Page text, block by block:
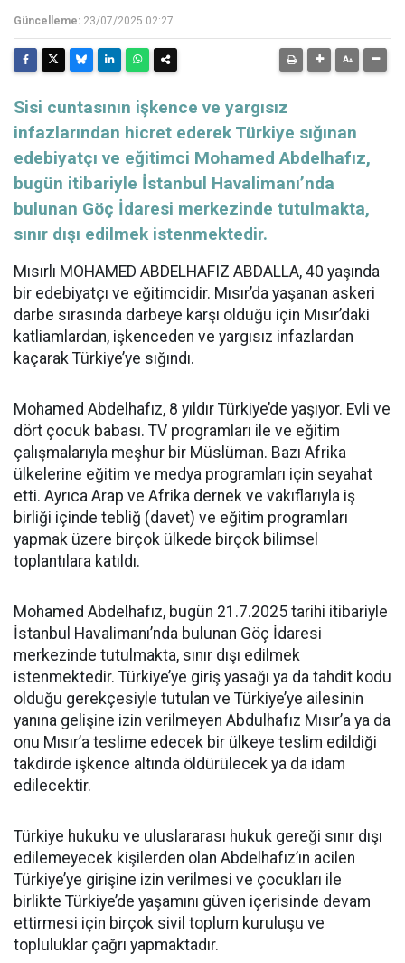
Güncelleme: 23/07/2025 02:27
Sisi cuntasının işkence ve yargısız
infazlarından hicret ederek Türkiye sığınan
edebiyatçı ve eğitimci Mohamed Abdelhafız,
bugün itibariyle İstanbul Havalimanı’nda
bulunan Göç İdaresi merkezinde tutulmakta,
sınır dışı edilmek istenmektedir.
Mısırlı MOHAMED ABDELHAFIZ ABDALLA, 40 yaşında
bir edebiyatçı ve eğitimcidir. Mısır’da yaşanan askeri
darbe sırasında darbeye karşı olduğu için Mısır’daki
katliamlardan, işkenceden ve yargısız infazlardan
kaçarak Türkiye’ye sığındı.
Mohamed Abdelhafız, 8 yıldır Türkiye’de yaşıyor. Evli ve
dört çocuk babası. TV programları ile ve eğitim
çalışmalarıyla meşhur bir Müslüman. Bazı Afrika
ülkelerine eğitim ve medya programları için seyahat
etti. Ayrıca Arap ve Afrika dernek ve vakıflarıyla iş
birliği içinde tebliğ (davet) ve eğitim programları
yapmak üzere birçok ülkede birçok bilimsel
toplantılara katıldı.
Mohamed Abdelhafız, bugün 21.7.2025 tarihi itibariyle
İstanbul Havalimanı’nda bulunan Göç İdaresi
merkezinde tutulmakta, sınır dışı edilmek
istenmektedir. Türkiye’ye giriş yasağı ya da tahdit kodu
olduğu gerekçesiyle tutulan ve Türkiye’ye ailesinin
yanına gelişine izin verilmeyen Abdulhafız Mısır’a ya da
onu Mısır’a teslime edecek bir ülkeye teslim edildiği
takdirde işkence altında öldürülecek ya da idam
edilecektir.
Türkiye hukuku ve uluslararası hukuk gereği sınır dışı
edilemeyecek kişilerden olan Abdelhafız’ın acilen
Türkiye’ye girişine izin verilmesi ve çocukları ile
birlikte Türkiye’de yaşamını güven içerisinde devam
ettirmesi için birçok sivil toplum kuruluşu ve
topluluklar çağrı yapmaktadır.